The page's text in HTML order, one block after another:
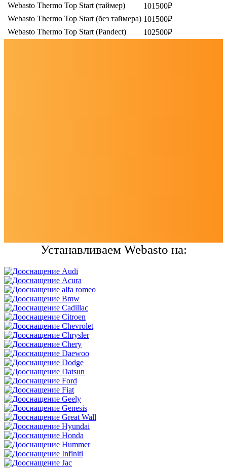
Webasto Thermo Top Start (таймер)
101500₽
Webasto Thermo Top Start (без таймера) 101500₽
Webasto Thermo Top Start (Pandеct)
102500₽
Устанавливаем Webasto на: